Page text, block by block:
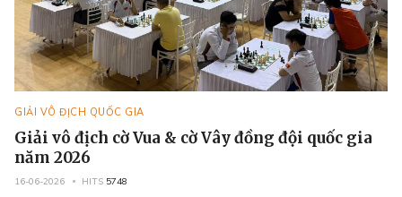
GIẢI VÔ ĐỊCH QUỐC GIA
Giải vô địch cờ Vua & cờ Vây đồng đội quốc gia
năm 2026
16-06-2026 HITS 5748